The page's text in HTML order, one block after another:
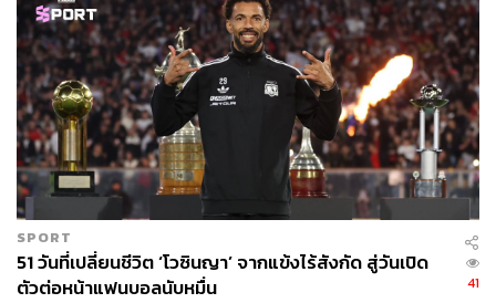
SPORT
51 วันที่เปลี่ยนชีวิต ‘โวซินญา’ จากแข้งไร้สังกัด สู่วันเปิด
ตัวต่อหน้าแฟนบอลนับหมื่น
41